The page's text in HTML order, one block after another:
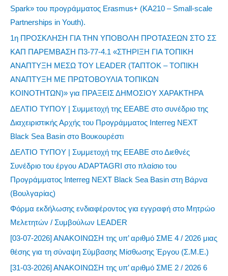
Spark» του προγράμματος Erasmus+ (KA210 – Small-scale
Partnerships in Youth).
1η ΠΡΟΣΚΛΗΣΗ ΓΙΑ ΤΗΝ ΥΠΟΒΟΛΗ ΠΡΟΤΑΣΕΩΝ ΣΤΟ ΣΣ
ΚΑΠ ΠΑΡΕΜΒΑΣΗ Π3-77-4.1 «ΣΤΗΡΙΞΗ ΓΙΑ ΤΟΠΙΚΗ
ΑΝΑΠΤΥΞΗ ΜΕΣΩ ΤΟΥ LEADER (ΤΑΠΤΟΚ – ΤΟΠΙΚΗ
ΑΝΑΠΤΥΞΗ ΜΕ ΠΡΩΤΟΒΟΥΛΙΑ ΤΟΠΙΚΩΝ
ΚΟΙΝΟΤΗΤΩΝ)» για ΠΡΑΞΕΙΣ ΔΗΜΟΣΙΟΥ ΧΑΡΑΚΤΗΡΑ
ΔΕΛΤΙΟ ΤΥΠΟΥ | Συμμετοχή της ΕΕΑΒΕ στο συνέδριο της
Διαχειριστικής Αρχής του Προγράμματος Interreg NEXT
Black Sea Basin στο Βουκουρέστι
ΔΕΛΤΙΟ ΤΥΠΟΥ | Συμμετοχή της ΕΕΑΒΕ στο Διεθνές
Συνέδριο του έργου ADAPTAGRI στο πλαίσιο του
Προγράμματος Interreg NEXT Black Sea Basin στη Βάρνα
(Βουλγαρίας)
Φόρμα εκδήλωσης ενδιαφέροντος για εγγραφή στο Μητρώο
Μελετητών / Συμβούλων LEADER
[03-07-2026] ΑΝΑΚΟΙΝΩΣΗ της υπ’ αριθμό ΣΜΕ 4 / 2026 μιας
θέσης για τη σύναψη Σύμβασης Μίσθωσης Έργου (Σ.Μ.Ε.)
[31-03-2026] ΑΝΑΚΟΙΝΩΣΗ της υπ’ αριθμό ΣΜΕ 2 / 2026 6